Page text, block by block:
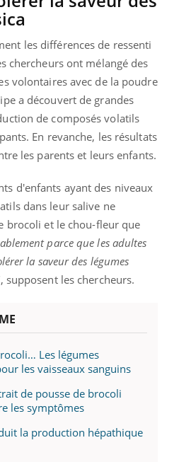
les différences de ressenti
chercheurs ont mélangé des
volontaires avec de la poudre
a découvert de grandes
de composés volatils
En revanche, les résultats
les parents et leurs enfants.
d'enfants ayant des niveaux
dans leur salive ne
brocoli et le chou-fleur que
parce que les adultes
la saveur des légumes
supposent les chercheurs.
Les légumes
les vaisseaux sanguins
de pousse de brocoli
les symptômes
la production hépathique